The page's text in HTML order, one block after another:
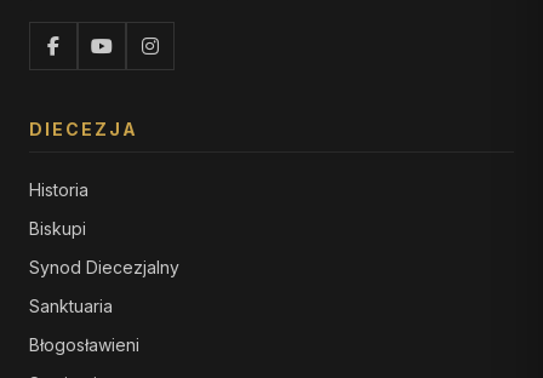
DIECEZJA
Historia
Biskupi
Synod Diecezjalny
Sanktuaria
Błogosławieni